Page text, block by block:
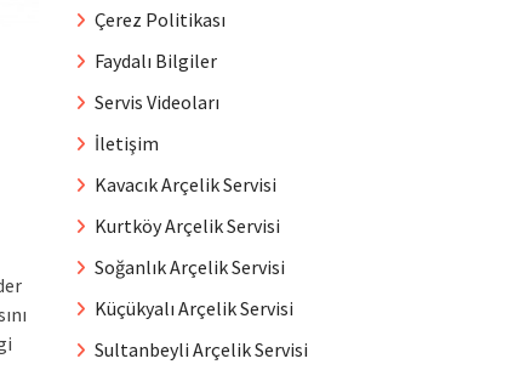
Çerez Politikası
Faydalı Bilgiler
Servis Videoları
İletişim
Kavacık Arçelik Servisi
Kurtköy Arçelik Servisi
Soğanlık Arçelik Servisi
Küçükyalı Arçelik Servisi
Sultanbeyli Arçelik Servisi